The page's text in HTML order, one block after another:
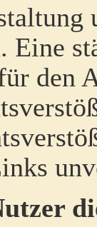
Eine
den